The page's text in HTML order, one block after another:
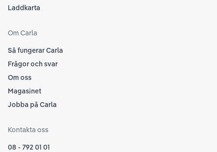
Laddkarta
Om Carla
Så fungerar Carla
Frågor och svar
Om oss
Magasinet
Jobba på Carla
Kontakta oss
08 - 792 01 01